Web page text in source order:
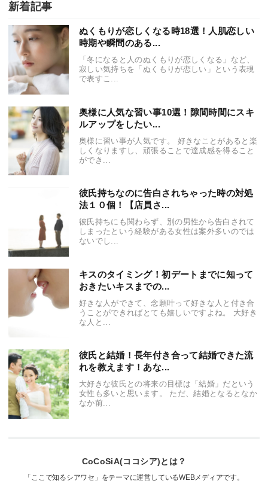
新着記事
ぬくもりが恋しくなる時18選！人肌恋しい
時期や瞬間のある...
「冬になると人のぬくもりが恋しくなる」など、
寂しい気持ちを「ぬくもりが恋しい」という表現
で表すこ...
奥様に人気な習い事10選！隙間時間にスキ
ルアップをしたい...
奥様に習い事が人気です。 好きなことがあると楽
しくなりますし、頑張ることで達成感を得ること
ができ...
彼氏持ちなのに告白されちゃった時の対処
法１０個！【店員さ...
彼氏持ちにも関わらず、別の男性から告白されて
しまったという経験がある女性は案外多いのでは
ないでし...
キスのタイミング！初デートまでに知って
おきたいキスまでの...
好きな人ができて、念願叶って好きな人と付き合
うことができればとても嬉しいですよね。 大好き
な人と...
彼氏と結婚！長年付き合って結婚できた流
れを教えます！あな...
大好きな彼氏との将来の目標は「結婚」だという
女性も多いと思います。 ただ、結婚となるとなか
なか前...
CoCoSiA(ココシア)とは？
「ここで知るシアワセ」をテーマに運営しているWEBメディアです。